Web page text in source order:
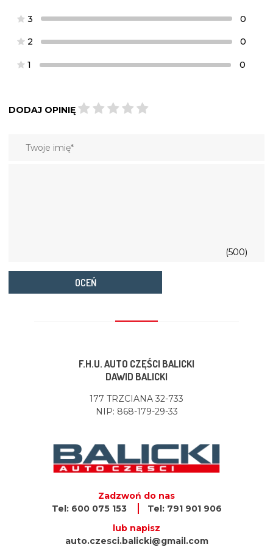
3 0
2 0
1 0
DODAJ OPINIĘ
(500)
OCEŃ
F.H.U. AUTO CZĘŚCI BALICKI
DAWID BALICKI
177 TRZCIANA 32-733
NIP: 868-179-29-33
Zadzwoń do nas
Tel: 600 075 153
Tel: 791 901 906
lub napisz
auto.czesci.balicki@gmail.com